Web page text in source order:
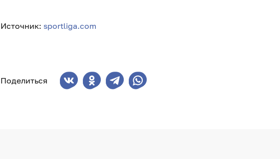
Источник: sportliga.com
Поделиться